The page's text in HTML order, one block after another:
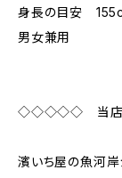
身長の目安
男女兼用
◇◇◇◇◇ 当店
濱いち屋の魚河